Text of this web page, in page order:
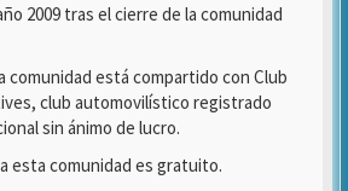
2009 tras el cierre de la comunidad
comunidad está compartido con Club
club automovilístico registrado
sin ánimo de lucro.
esta comunidad es gratuito.